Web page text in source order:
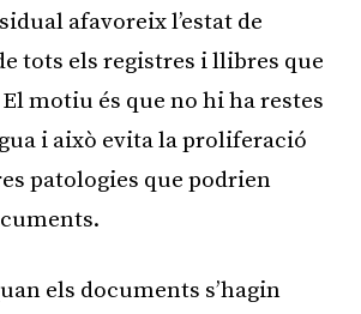
afavoreix l’estat de
tots els registres i llibres que
motiu és que no hi ha restes
i això evita la proliferació
patologies que podrien
els documents s’hagin